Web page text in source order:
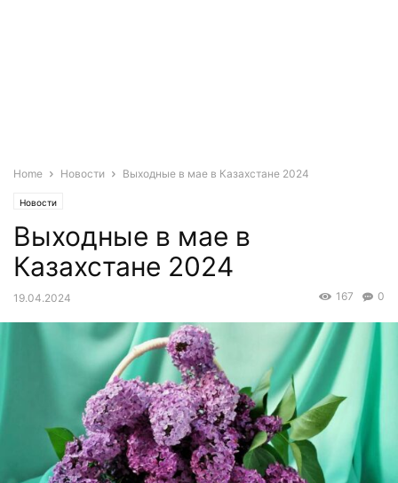
Home Новости Выходные в мае в Казахстане 2024
Новости
Выходные в мае в
Казахстане 2024
19.04.2024 0
167